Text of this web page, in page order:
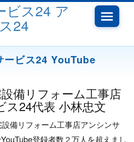
Toggle
navigation
ービス24 YouTube